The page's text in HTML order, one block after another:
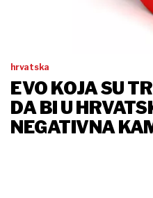
hrvatska
EVO KOJA SU
DA BI U
NEGATIVNA